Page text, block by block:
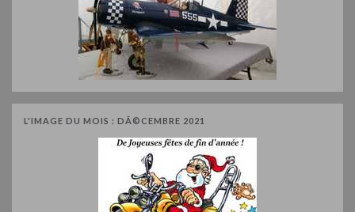
L'IMAGE DU MOIS : DÃ©CEMBRE 2021